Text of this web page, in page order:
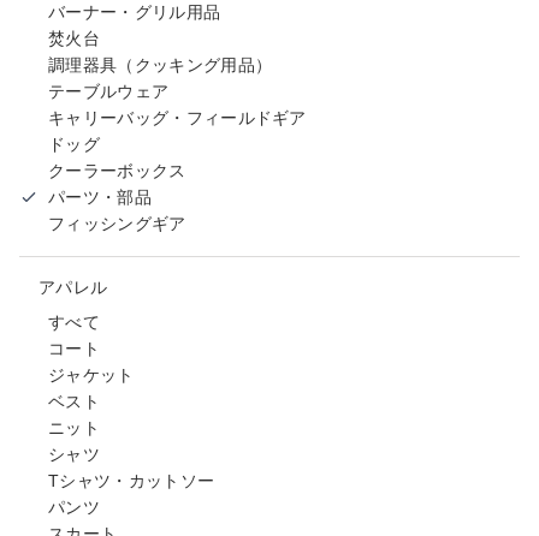
バーナー・グリル用品
焚火台
調理器具（クッキング用品）
テーブルウェア
キャリーバッグ・フィールドギア
ドッグ
クーラーボックス
パーツ・部品
フィッシングギア
アパレル
すべて
コート
ジャケット
ベスト
ニット
シャツ
Tシャツ・カットソー
パンツ